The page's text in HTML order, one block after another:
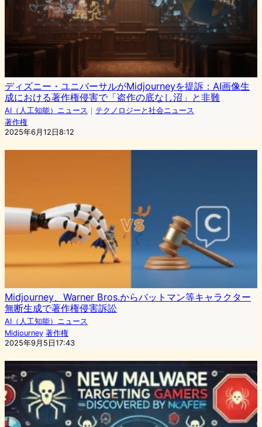
ディズニー・ユニバーサルがMidjourneyを提訴：AI画像生
成における著作権侵害で「盗作の底なし沼」と非難
AI（人工知能）ニュース ｜ テクノロジーと社会ニュース
著作権
2025年6月12日8:12
Midjourney、Warner Bros.からバットマン等キャラクター
無断生成で著作権侵害訴訟
AI（人工知能）ニュース
Midjourney 著作権
2025年9月5日17:43